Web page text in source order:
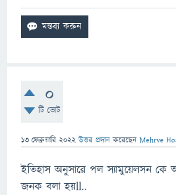
0
টি ভোট
13 ফেব্রুয়ারি 2022 উত্তর প্রদান করেছেন Mehrve
ইতিহাস অনুসারে পল স্যামুয়েলসন কে
জনক বলা হয়ll..